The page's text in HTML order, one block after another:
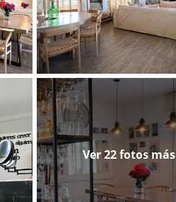
Ver 22 fotos más